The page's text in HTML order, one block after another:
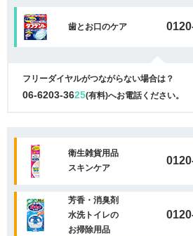
歯とお口のケア
フリーダイヤルがつながらない場合は？
06-6203-3625(有料)へお電話ください。
衛生雑貨用品
スキンケア
芳香・消臭剤
水洗トイレの
お掃除用品